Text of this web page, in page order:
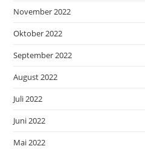
November 2022
Oktober 2022
September 2022
August 2022
Juli 2022
Juni 2022
Mai 2022